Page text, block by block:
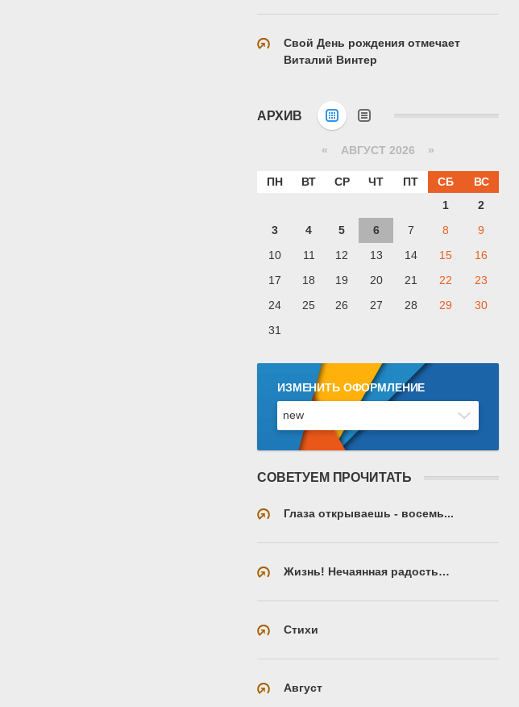
Свой День рождения отмечает
Виталий Винтер
АРХИВ
« АВГУСТ 2026 »
ПН ВТ СР ЧТ ПТ СБ
ВС
1
2
3
4 5 6 7 8
9
10
11 12 13 14 15
16
17
18 19 20 21 22
23
24
25 26 27 28 29
30
31
ИЗМЕНИТЬ ОФОРМЛЕНИЕ
СОВЕТУЕМ ПРОЧИТАТЬ
Глаза открываешь - восемь...
Жизнь! Нечаянная радость…
Стихи
Август